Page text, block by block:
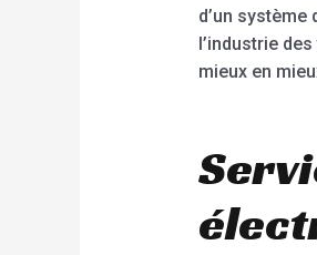
d’un
l’industrie
mieux en